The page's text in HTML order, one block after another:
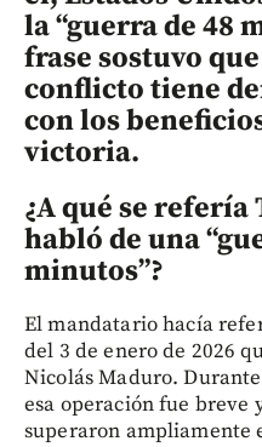
la “guerra de 48
frase sostuvo
conflicto tiene
con los
victoria.
¿A qué se
habló de una
minutos”?
El mandatario hacía
del 3 de enero de 2026
Nicolás Maduro.
esa operación fue breve
superaron ampliamente